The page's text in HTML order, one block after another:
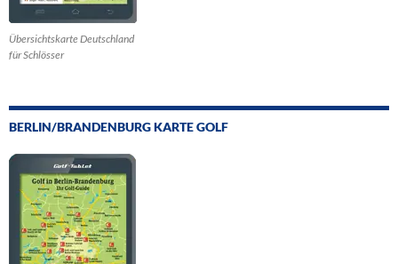
Übersichtskarte Deutschland
für Schlösser
BERLIN/BRANDENBURG KARTE GOLF